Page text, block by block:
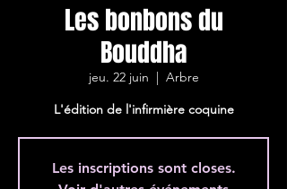
Les bonbons du
Bouddha
jeu. 22 juin
  |
Arbre
L'édition de l'infirmière coquine
Les inscriptions sont closes.